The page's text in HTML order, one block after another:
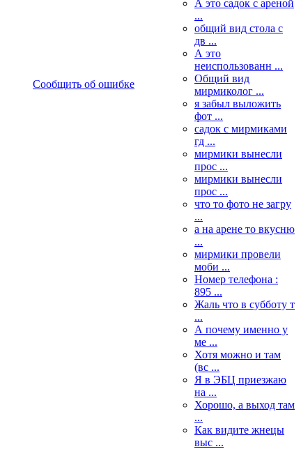
Сообщить об ошибке
А это садок с ареной
...
общий вид стола с
дв ...
А это
неиспользованн ...
Общий вид
мирмиколог ...
я забыл выложить
фот ...
садок с мирмиками
гд ...
мирмики вынесли
прос ...
мирмики вынесли
прос ...
что то фото не загру
...
а на арене то вкусню
...
мирмики провели
моби ...
Номер телефона :
895 ...
Жаль что в субботу т
...
А почему именно у
ме ...
Хотя можно и там
(вс ...
Я в ЭБЦ приезжаю
на ...
Хорошо, а выход там
...
Как видите жнецы
выс ...